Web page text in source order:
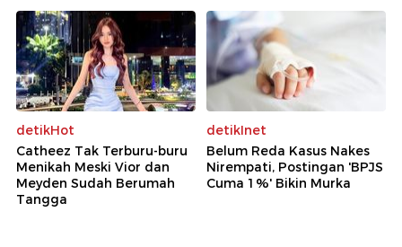
detikHot
Catheez Tak Terburu-buru
Menikah Meski Vior dan
Meyden Sudah Berumah
Tangga
detikInet
Belum Reda Kasus Nakes
Nirempati, Postingan 'BPJS
Cuma 1%' Bikin Murka